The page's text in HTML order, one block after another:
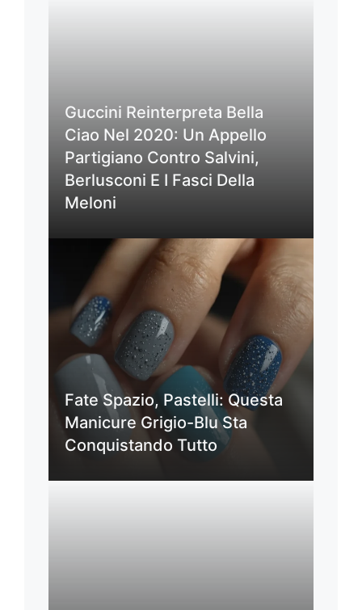
Guccini Reinterpreta Bella
Ciao Nel 2020: Un Appello
Partigiano Contro Salvini,
Berlusconi E I Fasci Della
Meloni
Fate Spazio, Pastelli: Questa
Manicure Grigio-Blu Sta
Conquistando Tutto